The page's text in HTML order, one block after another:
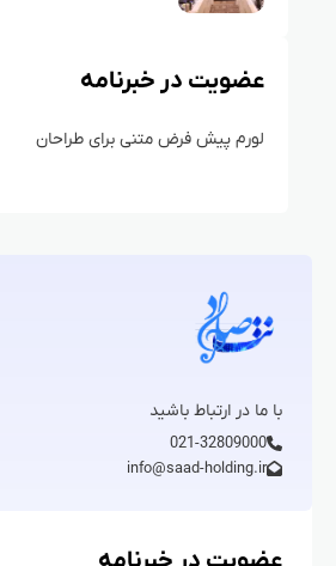
عضویت در خبرنامه
لورم پیش فرض متنی برای طراحان
با ما در ارتباط باشید
021-32809000
info@saad-holding.ir